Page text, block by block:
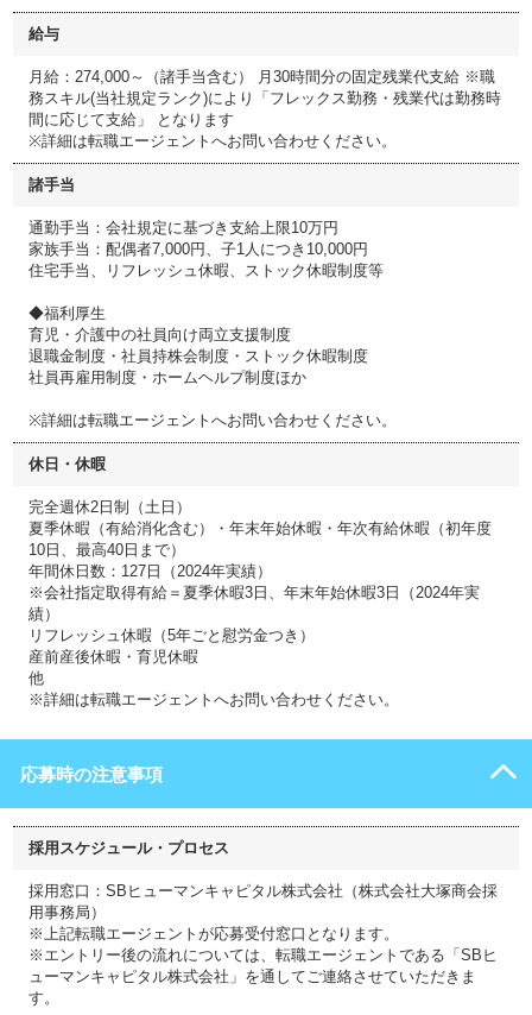
給与
月給：274,000～（諸手当含む） 月30時間分の固定残業代支給 ※職
務スキル(当社規定ランク)により「フレックス勤務・残業代は勤務時
間に応じて支給」 となります
※詳細は転職エージェントへお問い合わせください。
諸手当
通勤手当：会社規定に基づき支給上限10万円
家族手当：配偶者7,000円、子1人につき10,000円
住宅手当、リフレッシュ休暇、ストック休暇制度等
◆福利厚生
育児・介護中の社員向け両立支援制度
退職金制度・社員持株会制度・ストック休暇制度
社員再雇用制度・ホームヘルプ制度ほか
※詳細は転職エージェントへお問い合わせください。
休日・休暇
完全週休2日制（土日）
夏季休暇（有給消化含む）・年末年始休暇・年次有給休暇（初年度
10日、最高40日まで）
年間休日数：127日（2024年実績）
※会社指定取得有給＝夏季休暇3日、年末年始休暇3日（2024年実
績）
リフレッシュ休暇（5年ごと慰労金つき）
産前産後休暇・育児休暇
他
※詳細は転職エージェントへお問い合わせください。
応募時の注意事項
採用スケジュール・プロセス
採用窓口：SBヒューマンキャピタル株式会社（株式会社大塚商会採
用事務局）
※上記転職エージェントが応募受付窓口となります。
※エントリー後の流れについては、転職エージェントである「SBヒ
ューマンキャピタル株式会社」を通してご連絡させていただきま
す。